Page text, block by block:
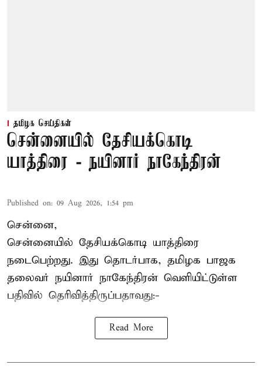
தமிழக செய்திகள்
சென்னையில் தேசியக்கொடி
யாத்திரை - நயினார் நாகேந்திரன்
Published on: 09 Aug 2026, 1:54 pm
சென்னை,
சென்னையில் தேசியக்கொடி யாத்திரை
நடைபெற்றது. இது தொடர்பாக, தமிழக பாஜக
தலைவர் நயினார் நாகேந்திரன் வெளியிட்டுள்ள
பதிவில் தெரிவித்திருப்பதாவது:-
Read More